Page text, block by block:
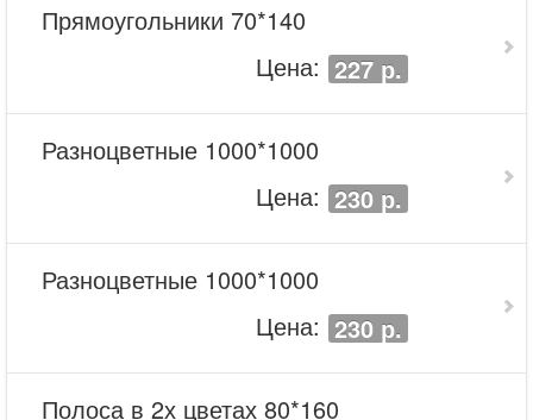
Прямоугольники 70*140
Цена: 227 р.
Разноцветные 1000*1000
Цена: 230 р.
Разноцветные 1000*1000
Цена: 230 р.
Полоса в 2х цветах 80*160